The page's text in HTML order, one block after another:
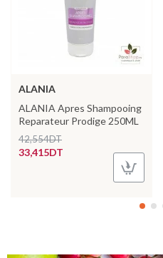
ALANIA
ALANIA Apres Shampooing
Reparateur Prodige 250ML
33,415DT
42,554DT